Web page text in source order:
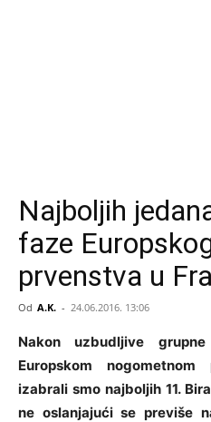
Najboljih
faze
prvenstva u
Od A.K. - 24.06.2016. 13:06
Nakon uzbudljive
Europskom
izabrali smo najboljih 11.
ne oslanjajući se previše